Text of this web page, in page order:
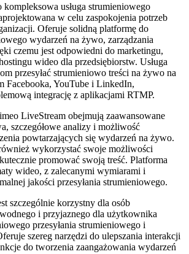
usługa strumieniowego
w celu zaspokojenia potrzeb
Oferuje solidną platformę do
wydarzeń na żywo, zarządzania
czemu jest odpowiedni do marketingu,
wideo dla przedsiębiorstw. Usługa
przesyłać strumieniowo treści na żywo na
Facebooka, YouTube i LinkedIn,
integrację z aplikacjami RTMP.
LiveStream obejmują zaawansowane
szczegółowe analizy i możliwość
powtarzających się wydarzeń na żywo.
wykorzystać swoje możliwości
promować swoją treść. Platforma
wideo, z zalecanymi wymiarami i
jakości przesyłania strumieniowego.
szczególnie korzystny dla osób
i przyjaznego dla użytkownika
przesyłania strumieniowego i
szereg narzędzi do ulepszania interakcji
do tworzenia zaangażowania wydarzeń